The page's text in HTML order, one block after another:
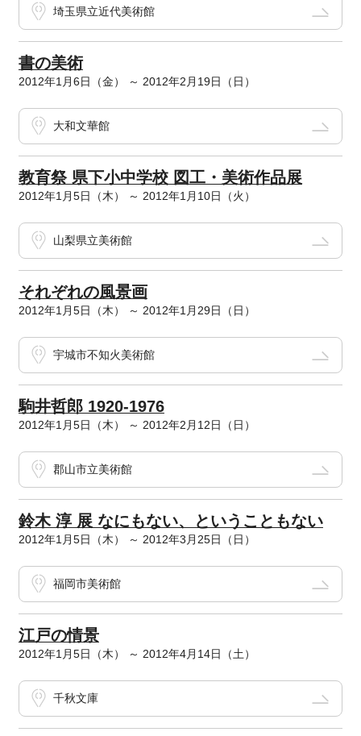
埼玉県立近代美術館
書の美術
2012年1月6日（金） ～ 2012年2月19日（日）
大和文華館
教育祭 県下小中学校 図工・美術作品展
2012年1月5日（木） ～ 2012年1月10日（火）
山梨県立美術館
それぞれの風景画
2012年1月5日（木） ～ 2012年1月29日（日）
宇城市不知火美術館
駒井哲郎 1920-1976
2012年1月5日（木） ～ 2012年2月12日（日）
郡山市立美術館
鈴木 淳 展 なにもない、ということもない
2012年1月5日（木） ～ 2012年3月25日（日）
福岡市美術館
江戸の情景
2012年1月5日（木） ～ 2012年4月14日（土）
千秋文庫